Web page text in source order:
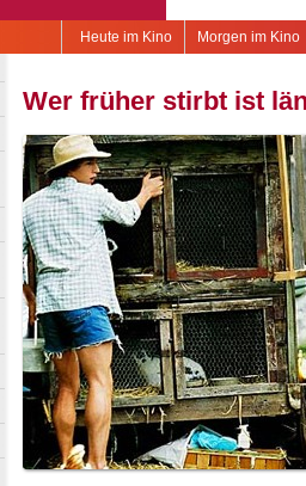
Morgen im Kino
Heute im Kino
Wer früher stirbt ist